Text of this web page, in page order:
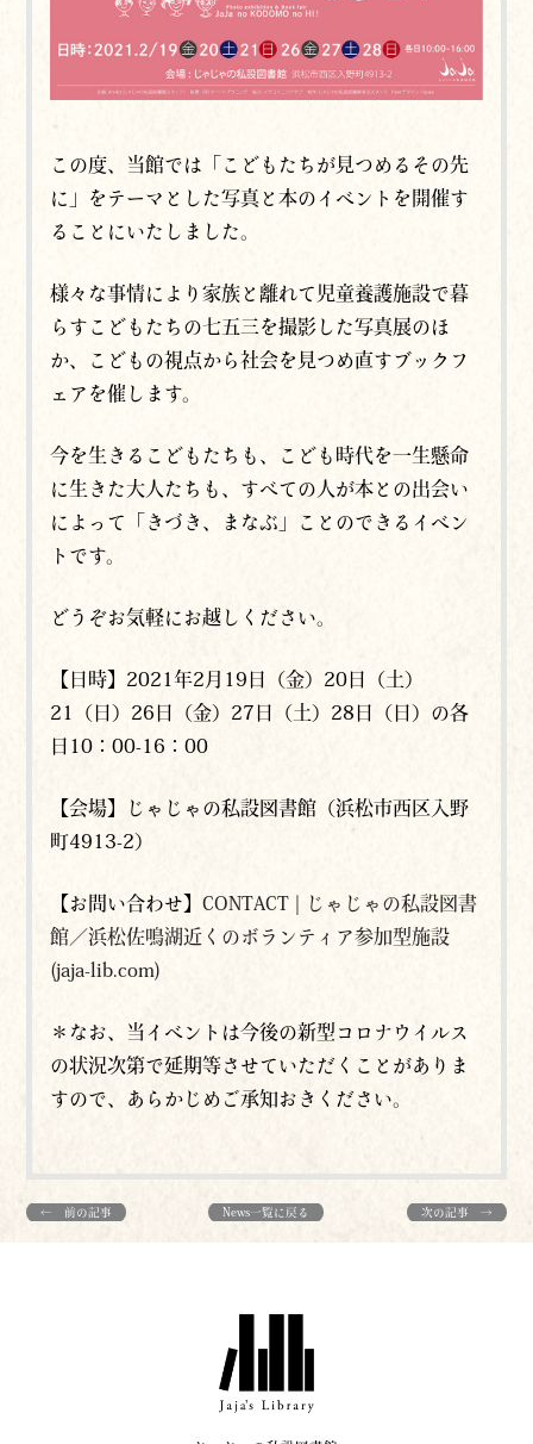
この度、当館では「こどもたちが見つめるその先
に」をテーマとした写真と本のイベントを開催す
ることにいたしました。
様々な事情により家族と離れて児童養護施設で暮
らすこどもたちの七五三を撮影した写真展のほ
か、こどもの視点から社会を見つめ直すブックフ
ェアを催します。
今を生きるこどもたちも、こども時代を一生懸命
に生きた大人たちも、すべての人が本との出会い
によって「きづき、まなぶ」ことのできるイベン
トです。
どうぞお気軽にお越しください。
【日時】2021年2月19日（金）20日（土）
21（日）26日（金）27日（土）28日（日）の各
日10：00-16：00
【会場】じゃじゃの私設図書館（浜松市西区入野
町4913-2）
【お問い合わせ】CONTACT | じゃじゃの私設図書
館／浜松佐鳴湖近くのボランティア参加型施設
(jaja-lib.com)
＊なお、当イベントは今後の新型コロナウイルス
の状況次第で延期等させていただくことがありま
すので、あらかじめご承知おきください。
← 前の記事 News一覧に戻る 次の記事 →